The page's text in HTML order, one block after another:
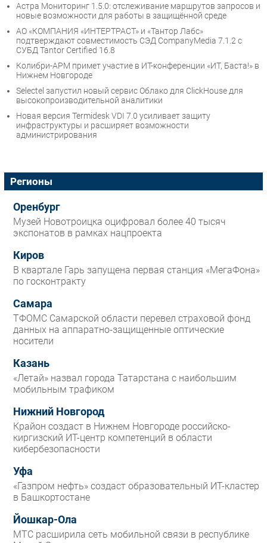
Астра Мониторинг 1.5.0: отслеживание маршрутов запросов и
новые возможности для работы в защищённой среде
АО «КОМПАНИЯ «ИНТЕРТРАСТ» и «Тантор Лабс»
подтверждают совместимость СЭД CompanyMedia 7.1.2 с
СУБД Tantor Certified 16.8
Колибри-АРМ примет участие в ИТ-конференции «ИТ, Баста!» в
Нижнем Новгороде
Selectel запустил новый сервис Облако для ClickHouse для
высокопроизводительной аналитики
Новая версия Termidesk VDI 7.0 усиливает защиту
инфраструктуры и расширяет возможности
администрирования
Регионы
Оренбург
Музей Новотроицка оцифровал более 40 тысяч
экспонатов в рамках нацпроекта
Киров
В квартале Гарь запущена первая станция «МегаФона»
по госконтракту
Самара
ТФОМС Самарской области перевел страховой фонд
данных на аппаратно-защищенные оптические
носители
Казань
«Летай» назвал города Татарстана с наибольшим
мобильным трафиком
Нижний Новгород
Крайон создаст в Нижнем Новгороде российско-
киргизский ИТ-центр компетенций в области
кибербезопасности
Уфа
«Газпром нефть» создаст образовательный ИТ-кластер
в Башкортостане
Йошкар-Ола
МТС расширила сеть мобильной связи в республике